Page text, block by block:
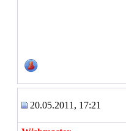
20.05.2011, 17:21